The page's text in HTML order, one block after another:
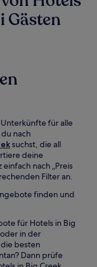
Gästen
für alle
nach
suchst, die all
deine
nach „Preis
Filter an.
finden und
für Hotels in Big
in der
besten
Dann prüfe